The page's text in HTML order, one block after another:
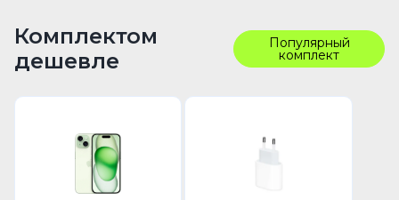
Комплектом
дешевле
Популярный
комплект